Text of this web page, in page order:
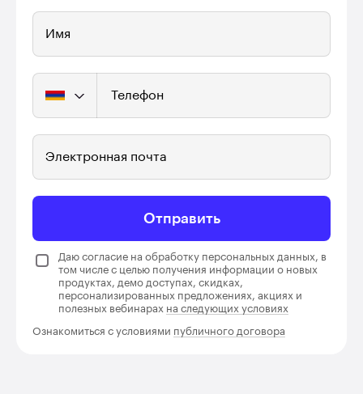
Имя
Телефон
Электронная почта
Отправить
Даю согласие на обработку персональных данных, в
том числе с целью получения информации о новых
продуктах, демо доступах, скидках,
персонализированных предложениях, акциях и
полезных вебинарах на следующих условиях
Ознакомиться с условиями публичного договора